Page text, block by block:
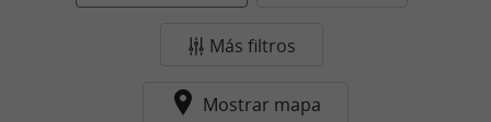
Más filtros
Mostrar mapa